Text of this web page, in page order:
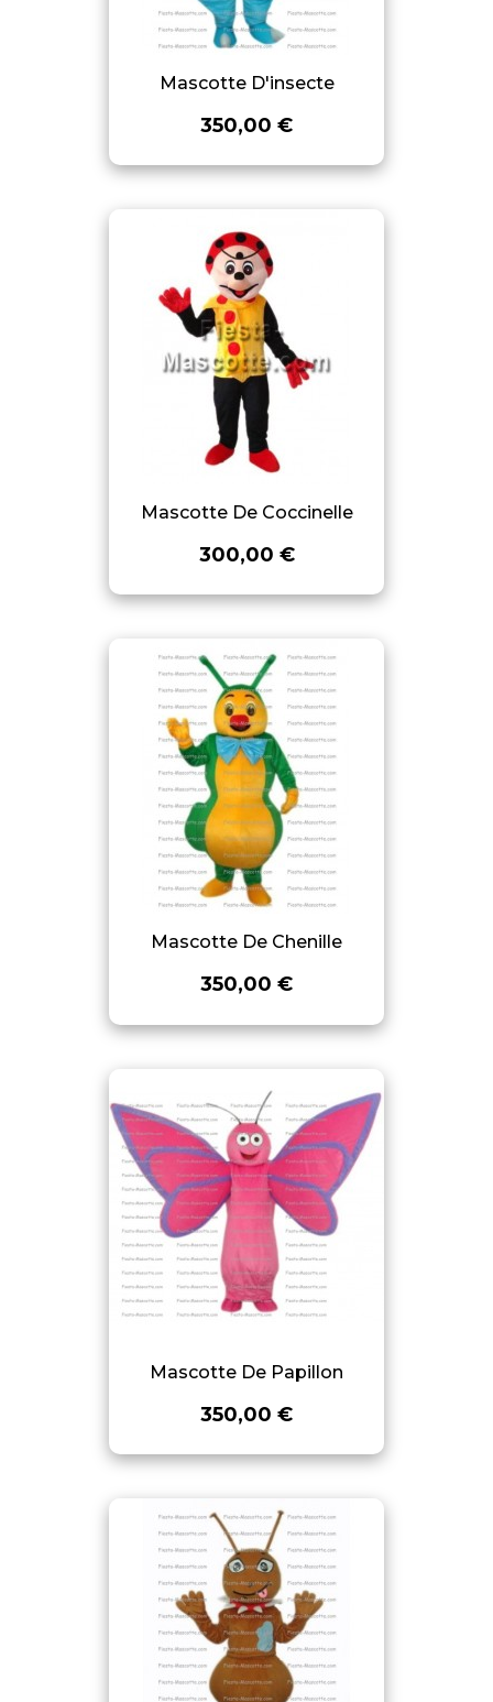
Mascotte D'insecte
350,00 €
Mascotte De Coccinelle
300,00 €
Mascotte De Chenille
350,00 €
Mascotte De Papillon
350,00 €